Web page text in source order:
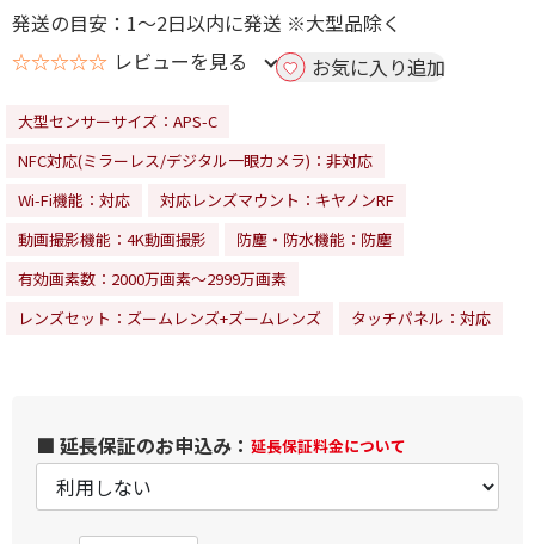
発送の目安：1～2日以内に発送 ※大型品除く
☆☆☆☆☆ レビューを見る お気に入り追加
大型センサーサイズ：APS-C
NFC対応(ミラーレス/デジタル一眼カメラ)：非対応
Wi-Fi機能：対応
対応レンズマウント：キヤノンRF
動画撮影機能：4K動画撮影
防塵・防水機能：防塵
有効画素数：2000万画素～2999万画素
レンズセット：ズームレンズ+ズームレンズ
タッチパネル：対応
■ 延長保証のお申込み： 延長保証料金について